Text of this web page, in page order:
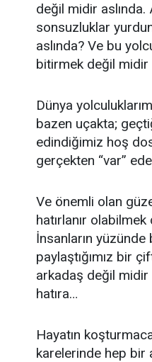
değil midir
sonsuzluklar
aslında? Ve bu
bitirmek değil midir
Dünya
bazen uçakta;
edindiğimiz hoş
gerçekten “var”
Ve önemli olan
hatırlanır
İnsanların yüzünde
paylaştığımız bir
arkadaş değil midir
hatıra…
Hayatın
karelerinde hep bir